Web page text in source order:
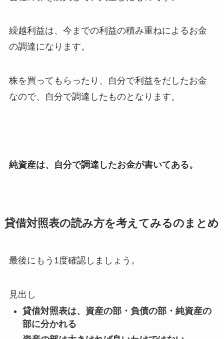
繰越利益は、今までの利益の積み重ねによるお金
の調達になります。
株を買ってもらったり、自分で利益をだしたお金
なので、自分で調達したものとなります。
純資産は、自分で調達したお金が書いてある。
貸借対照表の読み方を考えてみるのまとめ
最後にもう1度確認しましょう。
見出し
貸借対照表は、資産の部・負債の部・純資産の
部に分かれる